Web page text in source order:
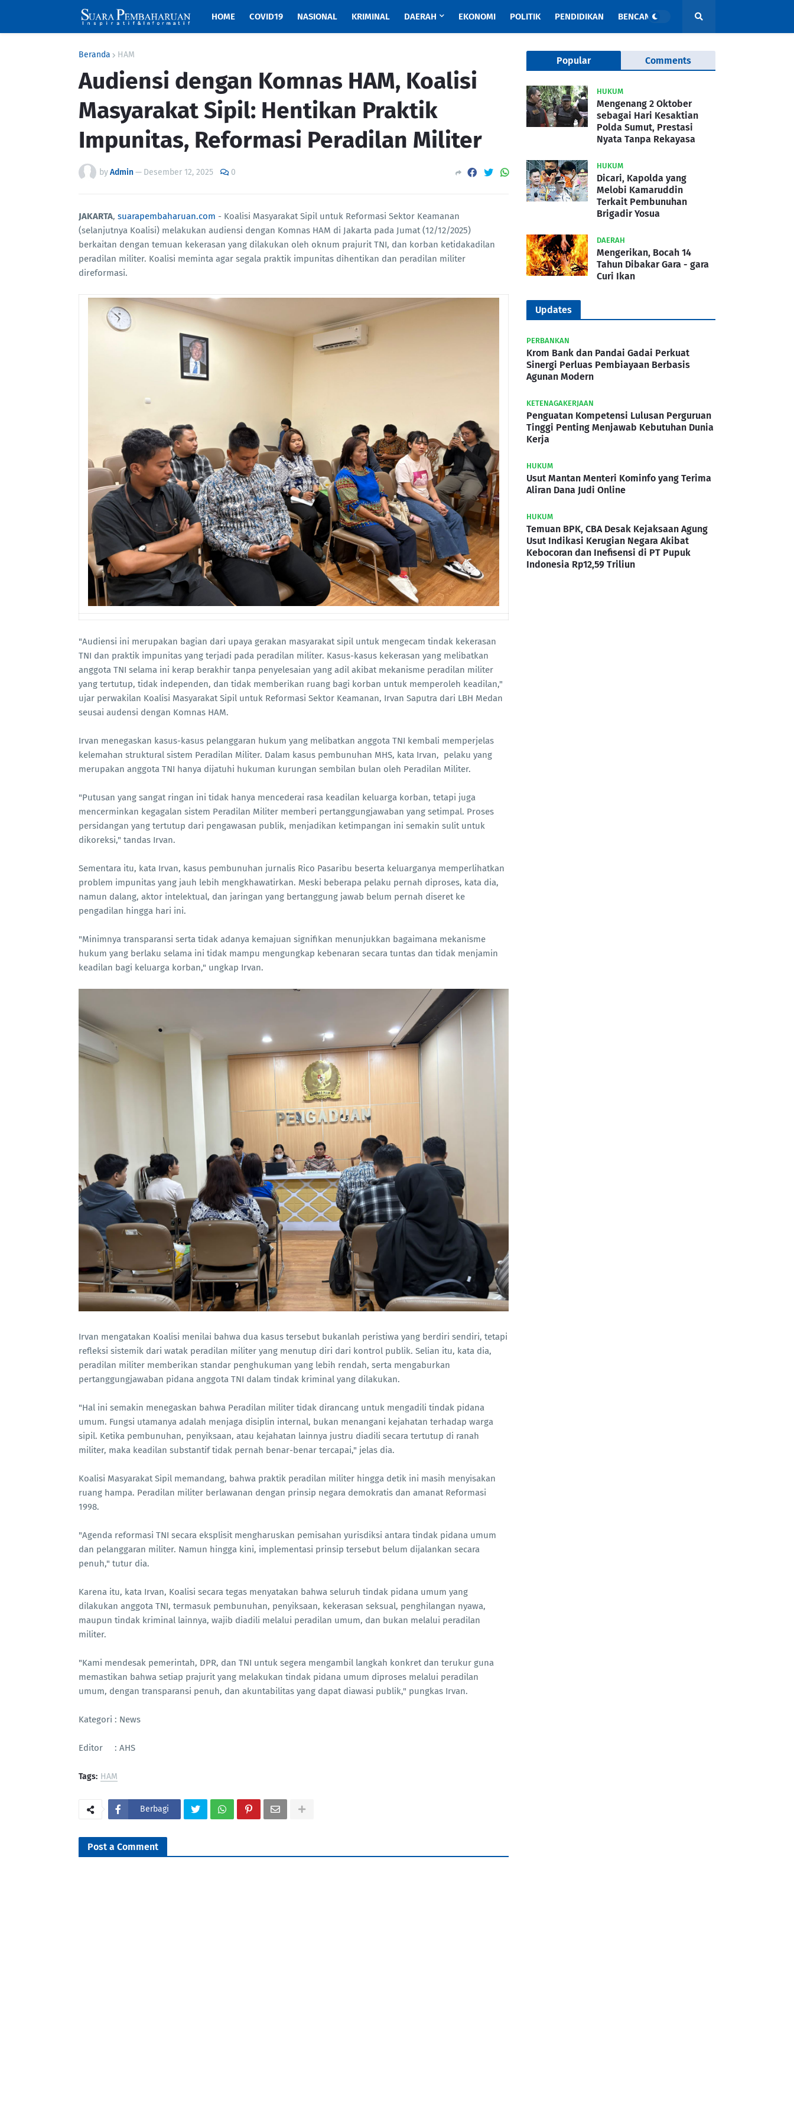
HOME COVID19 NASIONAL KRIMINAL DAERAH EKONOMI POLITIK PENDIDIKAN BENCANA
Beranda HAM
Audiensi dengan Komnas HAM, Koalisi
Masyarakat Sipil: Hentikan Praktik
Impunitas, Reformasi Peradilan Militer
byAdmin— Desember 12, 2025 0
JAKARTA, suarapembaharuan.com - Koalisi Masyarakat Sipil untuk Reformasi Sektor Keamanan
(selanjutnya Koalisi) melakukan audiensi dengan Komnas HAM di Jakarta pada Jumat (12/12/2025)
berkaitan dengan temuan kekerasan yang dilakukan oleh oknum prajurit TNI, dan korban ketidakadilan
peradilan militer. Koalisi meminta agar segala praktik impunitas dihentikan dan peradilan militer
direformasi.
"Audiensi ini merupakan bagian dari upaya gerakan masyarakat sipil untuk mengecam tindak kekerasan
TNI dan praktik impunitas yang terjadi pada peradilan militer. Kasus-kasus kekerasan yang melibatkan
anggota TNI selama ini kerap berakhir tanpa penyelesaian yang adil akibat mekanisme peradilan militer
yang tertutup, tidak independen, dan tidak memberikan ruang bagi korban untuk memperoleh keadilan,"
ujar perwakilan Koalisi Masyarakat Sipil untuk Reformasi Sektor Keamanan, ⁠Irvan Saputra dari LBH Medan
seusai audensi dengan Komnas HAM.
Irvan menegaskan kasus-kasus pelanggaran hukum yang melibatkan anggota TNI kembali memperjelas
kelemahan struktural sistem Peradilan Militer. Dalam kasus pembunuhan MHS, kata Irvan, pelaku yang
merupakan anggota TNI hanya dijatuhi hukuman kurungan sembilan bulan oleh Peradilan Militer.
"Putusan yang sangat ringan ini tidak hanya mencederai rasa keadilan keluarga korban, tetapi juga
mencerminkan kegagalan sistem Peradilan Militer memberi pertanggungjawaban yang setimpal. Proses
persidangan yang tertutup dari pengawasan publik, menjadikan ketimpangan ini semakin sulit untuk
dikoreksi," tandas Irvan.
Sementara itu, kata Irvan, kasus pembunuhan jurnalis Rico Pasaribu beserta keluarganya memperlihatkan
problem impunitas yang jauh lebih mengkhawatirkan. Meski beberapa pelaku pernah diproses, kata dia,
namun dalang, aktor intelektual, dan jaringan yang bertanggung jawab belum pernah diseret ke
pengadilan hingga hari ini.
"Minimnya transparansi serta tidak adanya kemajuan signifikan menunjukkan bagaimana mekanisme
hukum yang berlaku selama ini tidak mampu mengungkap kebenaran secara tuntas dan tidak menjamin
keadilan bagi keluarga korban," ungkap Irvan.
Irvan mengatakan Koalisi menilai bahwa dua kasus tersebut bukanlah peristiwa yang berdiri sendiri, tetapi
refleksi sistemik dari watak peradilan militer yang menutup diri dari kontrol publik. Selian itu, kata dia,
peradilan militer memberikan standar penghukuman yang lebih rendah, serta mengaburkan
pertanggungjawaban pidana anggota TNI dalam tindak kriminal yang dilakukan.
"Hal ini semakin menegaskan bahwa Peradilan militer tidak dirancang untuk mengadili tindak pidana
umum. Fungsi utamanya adalah menjaga disiplin internal, bukan menangani kejahatan terhadap warga
sipil. Ketika pembunuhan, penyiksaan, atau kejahatan lainnya justru diadili secara tertutup di ranah
militer, maka keadilan substantif tidak pernah benar-benar tercapai," jelas dia.
Koalisi Masyarakat Sipil memandang, bahwa praktik peradilan militer hingga detik ini masih menyisakan
ruang hampa. Peradilan militer berlawanan dengan prinsip negara demokratis dan amanat Reformasi
1998.
"Agenda reformasi TNI secara eksplisit mengharuskan pemisahan yurisdiksi antara tindak pidana umum
dan pelanggaran militer. Namun hingga kini, implementasi prinsip tersebut belum dijalankan secara
penuh," tutur dia.
Karena itu, kata Irvan, Koalisi secara tegas menyatakan bahwa seluruh tindak pidana umum yang
dilakukan anggota TNI, termasuk pembunuhan, penyiksaan, kekerasan seksual, penghilangan nyawa,
maupun tindak kriminal lainnya, wajib diadili melalui peradilan umum, dan bukan melalui peradilan
militer.
"Kami mendesak pemerintah, DPR, dan TNI untuk segera mengambil langkah konkret dan terukur guna
memastikan bahwa setiap prajurit yang melakukan tindak pidana umum diproses melalui peradilan
umum, dengan transparansi penuh, dan akuntabilitas yang dapat diawasi publik," pungkas Irvan.
Kategori : News
Editor : AHS
Tags: HAM
Berbagi
Post a Comment
Popular Comments
HUKUM
Mengenang 2 Oktober
sebagai Hari Kesaktian
Polda Sumut, Prestasi
Nyata Tanpa Rekayasa
HUKUM
Dicari, Kapolda yang
Melobi Kamaruddin
Terkait Pembunuhan
Brigadir Yosua
DAERAH
Mengerikan, Bocah 14
Tahun Dibakar Gara - gara
Curi Ikan
Updates
PERBANKAN
Krom Bank dan Pandai Gadai Perkuat
Sinergi Perluas Pembiayaan Berbasis
Agunan Modern
KETENAGAKERJAAN
Penguatan Kompetensi Lulusan Perguruan
Tinggi Penting Menjawab Kebutuhan Dunia
Kerja
HUKUM
Usut Mantan Menteri Kominfo yang Terima
Aliran Dana Judi Online
HUKUM
Temuan BPK, CBA Desak Kejaksaan Agung
Usut Indikasi Kerugian Negara Akibat
Kebocoran dan Inefisensi di PT Pupuk
Indonesia Rp12,59 Triliun